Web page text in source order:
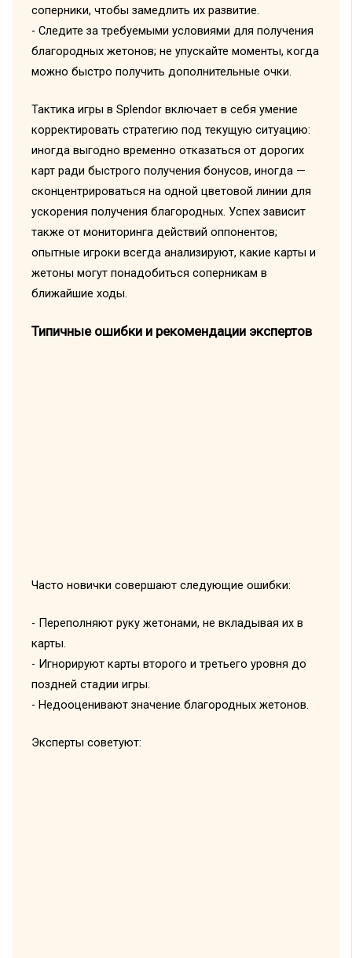
соперники, чтобы замедлить их развитие.
- Следите за требуемыми условиями для получения
благородных жетонов; не упускайте моменты, когда
можно быстро получить дополнительные очки.
Тактика игры в Splendor включает в себя умение
корректировать стратегию под текущую ситуацию:
иногда выгодно временно отказаться от дорогих
карт ради быстрого получения бонусов, иногда —
сконцентрироваться на одной цветовой линии для
ускорения получения благородных. Успех зависит
также от мониторинга действий оппонентов;
опытные игроки всегда анализируют, какие карты и
жетоны могут понадобиться соперникам в
ближайшие ходы.
Типичные ошибки и рекомендации экспертов
Часто новички совершают следующие ошибки:
- Переполняют руку жетонами, не вкладывая их в
карты.
- Игнорируют карты второго и третьего уровня до
поздней стадии игры.
- Недооценивают значение благородных жетонов.
Эксперты советуют: